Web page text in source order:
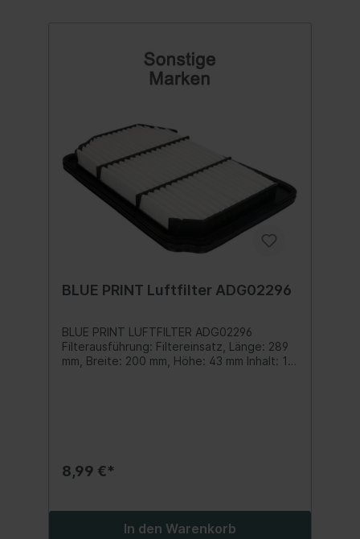
BLUE PRINT Luftfilter ADG02296
BLUE PRINT LUFTFILTER ADG02296
Filterausführung: Filtereinsatz, Länge: 289
mm, Breite: 200 mm, Höhe: 43 mm Inhalt: 1
8,99 €*
In den Warenkorb